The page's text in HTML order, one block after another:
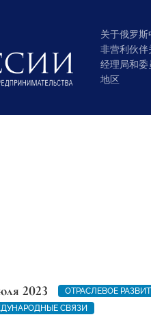
关于俄罗斯
非营利伙伴
经理局和委
地区
2023
ОТРАСЛЕВОЕ
СВЯЗИ